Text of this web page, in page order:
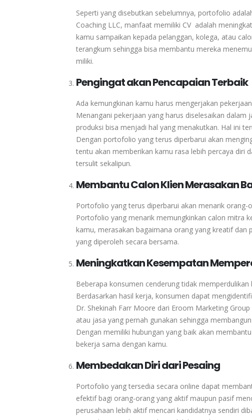
Seperti yang disebutkan sebelumnya, portofolio
Coaching LLC, manfaat memiliki CV adalah
kamu sampaikan kepada pelanggan, kolega, atau
terangkum sehingga bisa membantu mereka
miliki.
Pengingat akan Pencapaian Terbaik
Ada kemungkinan kamu harus mengerjakan
Menangani pekerjaan yang harus diselesaikan
produksi bisa menjadi hal yang menakutkan. Hal ini
Dengan portofolio yang terus diperbarui akan
tentu akan memberikan kamu rasa lebih percaya diri
tersulit sekalipun.
Membantu Calon Klien Merasakan
Portofolio yang terus diperbarui akan menarik
Portofolio yang menarik memungkinkan calon mitra
kamu, merasakan bagaimana orang yang kreatif
yang diperoleh secara bersama.
Meningkatkan Kesempatan
Beberapa konsumen cenderung tidak
Berdasarkan hasil kerja, konsumen dapat
Dr. Shekinah Farr Moore dari Eroom Marketing
atau jasa yang pernah gunakan sehingga
Dengan memiliki hubungan yang baik akan
bekerja sama dengan kamu.
Membedakan Diri dari Pesaing
Portofolio yang tersedia secara online dapat
efektif bagi orang-orang yang aktif maupun pasif
perusahaan lebih aktif mencari kandidatnya sendiri